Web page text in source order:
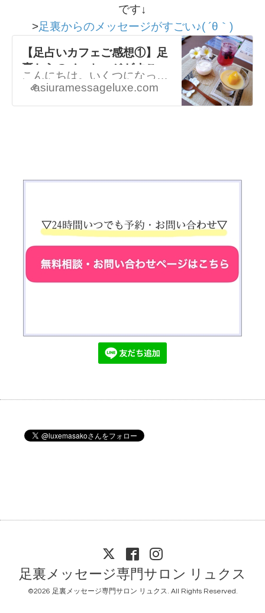
です↓
>足裏からのメッセージがすごい♪( ´θ｀)
【足占いカフェご感想①】足
裏からのメッセージがすごい
(ﾟ´Д｀ﾟ)
こんにちは。いくつになっても綺麗に年齢重ねたい大人女性のための隠れ家サロンリュクスの加藤 雅子です。初めての方へ秋田市泉でプライベートサロンをお探しの方へリュ...
asiuramessageluxe.com
足裏メッセージ専門サロン リュクス
©2026 足裏メッセージ専門サロン リュクス. All Rights Reserved.